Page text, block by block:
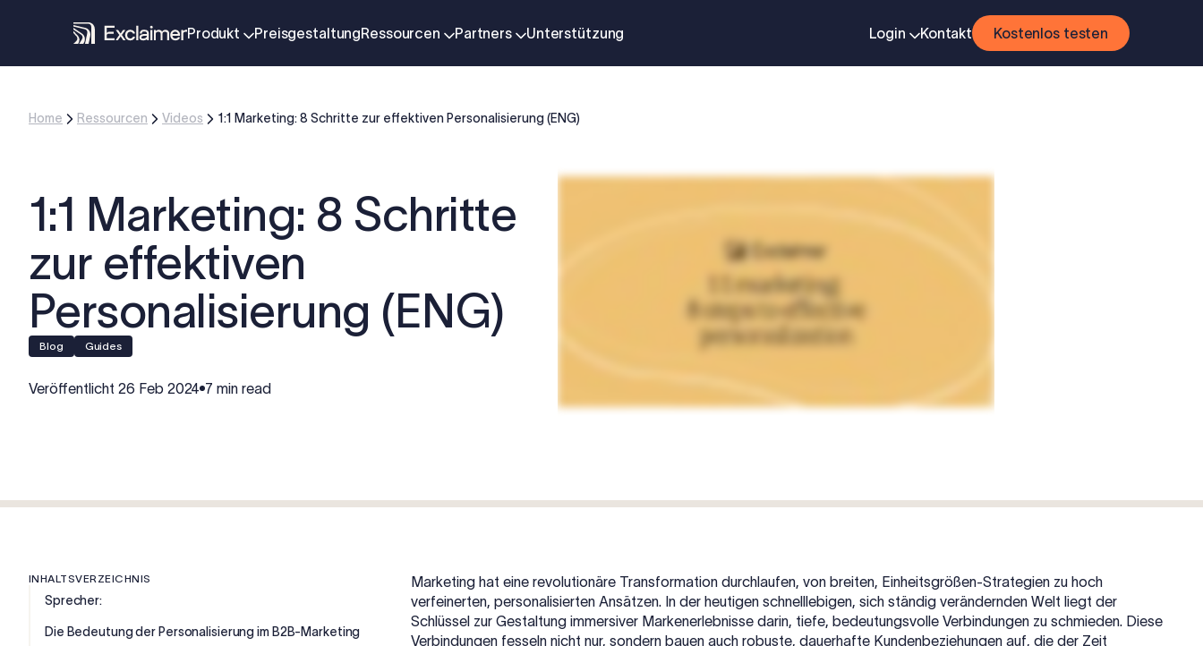
Produkt PreisgestaltungRessourcen Partners Unterstützung Login Kontakt Kostenlos testen
Home Ressourcen Videos 1:1 Marketing: 8 Schritte zur effektiven Personalisierung (ENG)
1:1 Marketing: 8 Schritte
zur effektiven
Personalisierung (ENG)
blog Guides
Veröffentlicht 26 Feb 2024 7 min read
INHALTSVERZEICHNIS
Sprecher:
Die Bedeutung der Personalisierung im B2B-Marketing
Marketing hat eine revolutionäre Transformation durchlaufen, von breiten, Einheitsgrößen-Strategien zu hoch
verfeinerten, personalisierten Ansätzen. In der heutigen schnelllebigen, sich ständig verändernden Welt liegt der
Schlüssel zur Gestaltung immersiver Markenerlebnisse darin, tiefe, bedeutungsvolle Verbindungen zu schmieden. Diese
Verbindungen fesseln nicht nur, sondern bauen auch robuste, dauerhafte Kundenbeziehungen auf, die der Zeit